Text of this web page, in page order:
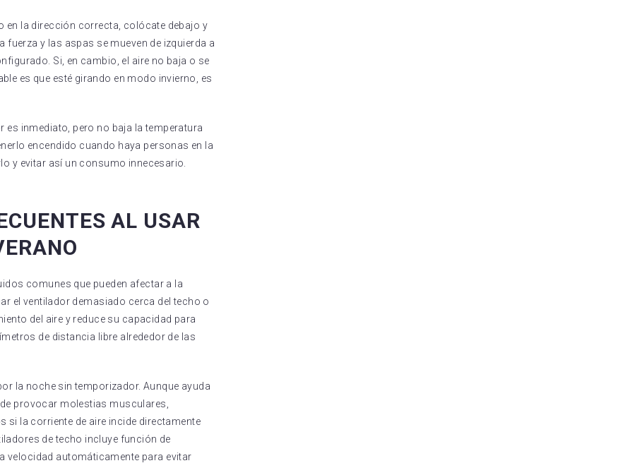
en la dirección correcta, colócate debajo y
y las aspas se mueven de izquierda a
Si, en cambio, el aire no baja o se
es que esté girando en modo invierno, es
es inmediato, pero no baja la temperatura
encendido cuando haya personas en la
y evitar así un consumo innecesario.
AL USAR
comunes que pueden afectar a la
el ventilador demasiado cerca del techo o
del aire y reduce su capacidad para
de distancia libre alrededor de las
la noche sin temporizador. Aunque ayuda
provocar molestias musculares,
si la corriente de aire incide directamente
de techo incluye función de
velocidad automáticamente para evitar